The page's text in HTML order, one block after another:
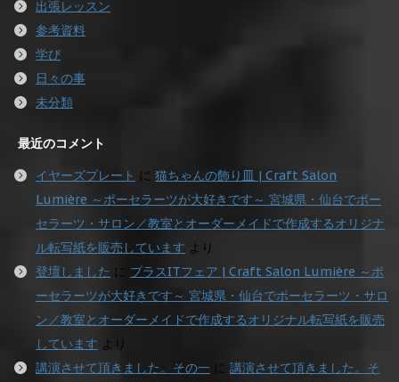
出張レッスン
参考資料
学び
日々の事
未分類
最近のコメント
イヤーズプレート に 猫ちゃんの飾り皿 | Craft Salon
Lumière ～ポーセラーツが大好きです～ 宮城県・仙台でポー
セラーツ・サロン／教室とオーダーメイドで作成するオリジナ
ル転写紙を販売しています より
登壇しました に プラスITフェア | Craft Salon Lumière ～ポ
ーセラーツが大好きです～ 宮城県・仙台でポーセラーツ・サロ
ン／教室とオーダーメイドで作成するオリジナル転写紙を販売
しています より
講演させて頂きました。その一 に 講演させて頂きました。そ